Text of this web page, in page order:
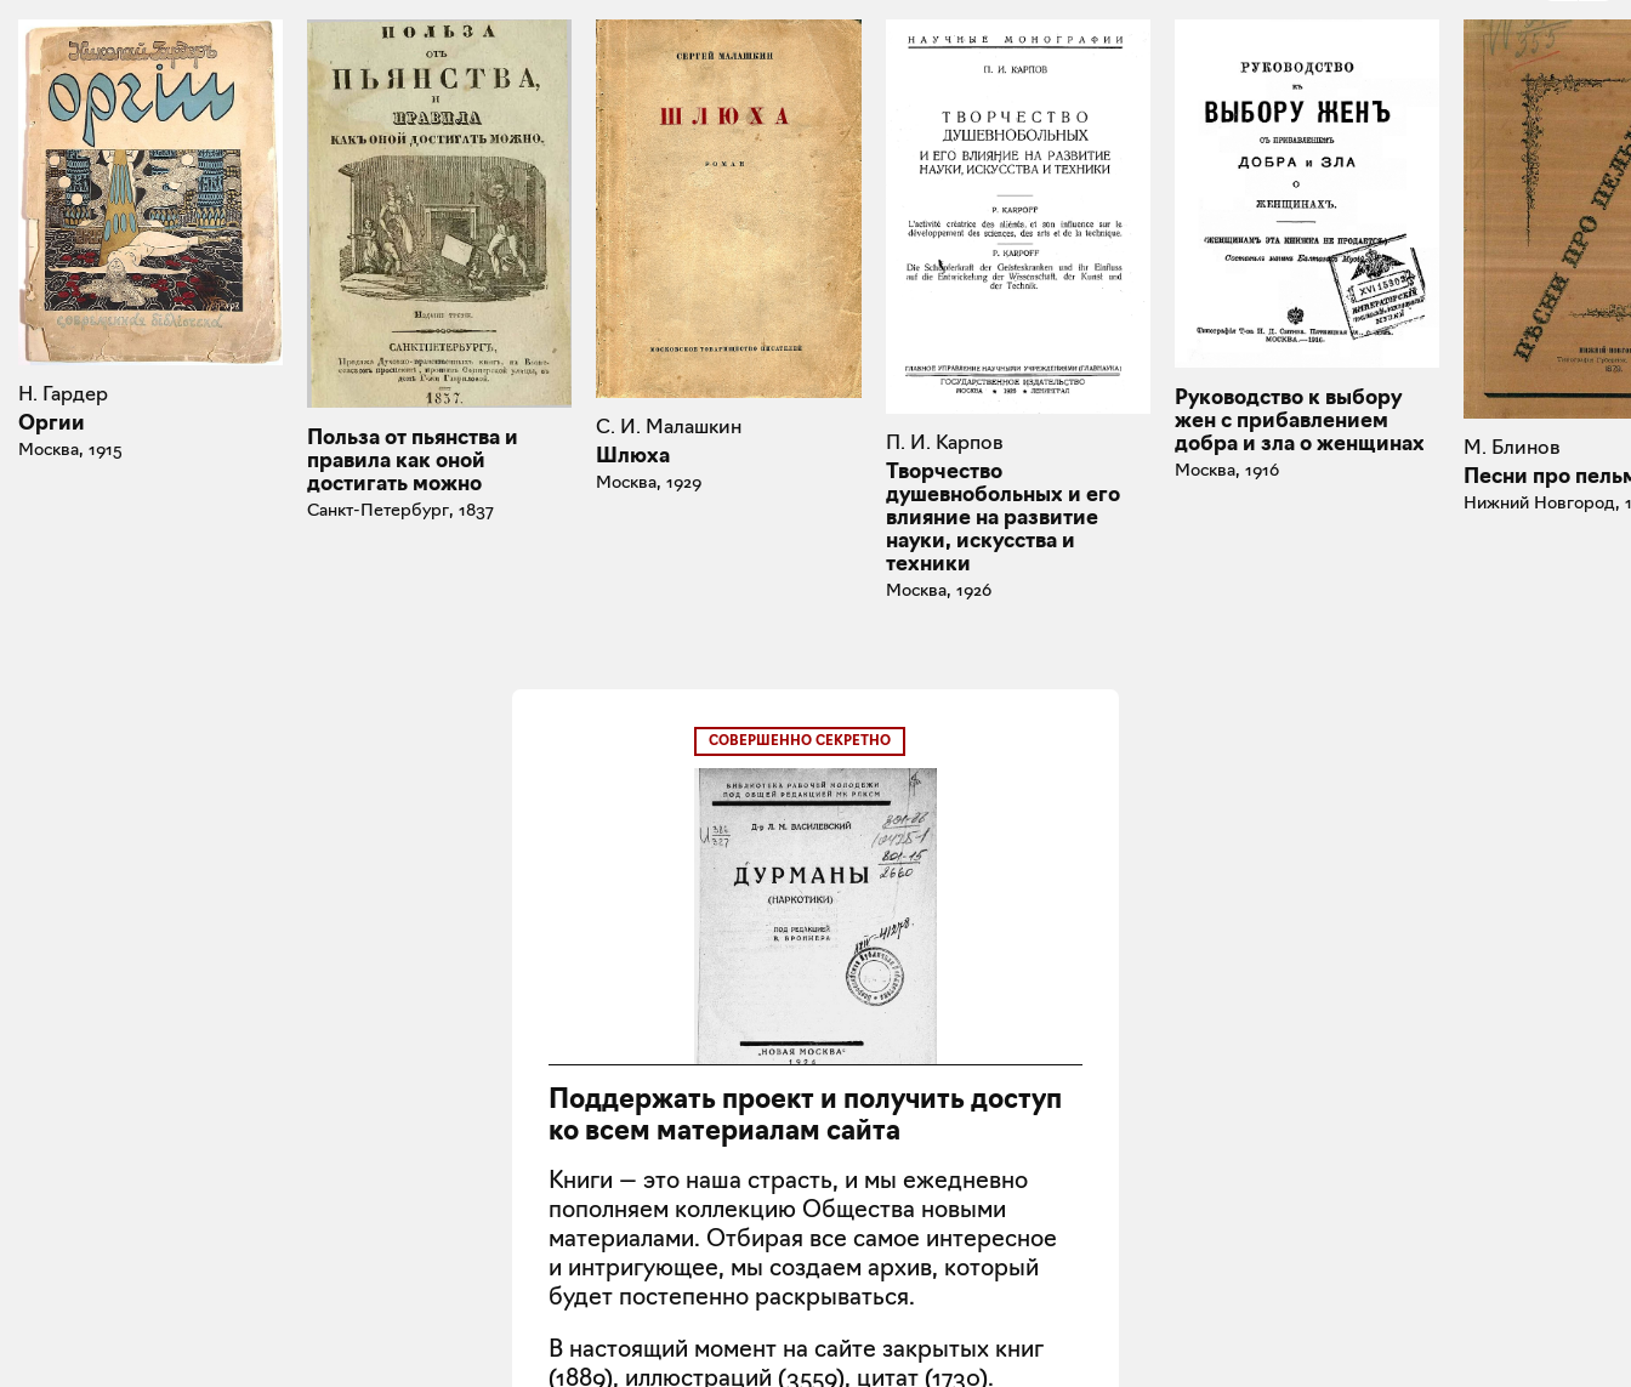
Н. Гардер
Оргии
Москва, 1915
Польза от пьянства и
правила как оной
достигать можно
Санкт-Петербург, 1837
С. И. Малашкин
Шлюха
Москва, 1929
П. И. Карпов
Творчество
душевнобольных и его
влияние на развитие
науки, искусства и
техники
Москва, 1926
Руководство к выбору
жен с прибавлением
добра и зла о женщинах
Москва, 1916
М. Блинов
Песни про
Нижний Новгород,
СОВЕРШЕННО СЕКРЕТНО
Поддержать проект и получить доступ
ко всем материалам сайта
Книги — это наша страсть, и мы ежедневно
пополняем коллекцию Общества новыми
материалами. Отбирая все самое интересное
и интригующее, мы создаем архив, который
будет постепенно раскрываться.
В настоящий момент на сайте закрытых книг
(1889), иллюстраций (3559), цитат (1730).